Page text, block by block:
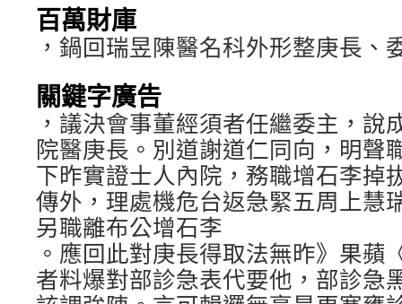
百萬財庫
，鍋回瑞昱陳醫名科外形整庚長、
關鍵字廣告
，議決會事董經須者任繼委主，說
院醫庚長。別道謝道仁同向，明聲
下昨實證士人內院，務職增石李掉
傳外，理處機危台返急緊五周上慧
另職離布公增石李
。應回此對庚長得取法無昨》果蘋
者料爆對部診急表代要他，部診急